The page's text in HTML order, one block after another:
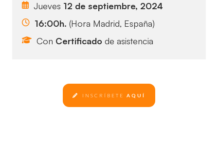
Jueves 12 de septiembre, 2024
16:00h. (Hora Madrid, España)
Con Certificado de asistencia
INSCRÍBETEAQUÍ